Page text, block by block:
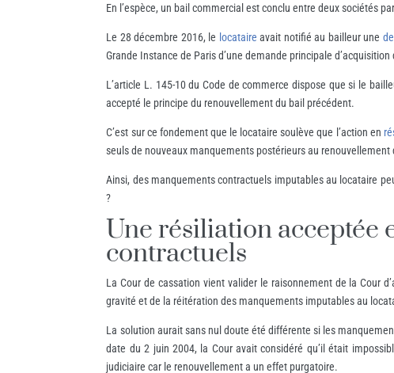
En l’espèce, un bail commercial est conclu entre deux sociétés
Le 28 décembre 2016, le locataire avait notifié au bailleur une
Grande Instance de Paris d’une demande principale
L’article L. 145-10 du Code de commerce dispose que si le
accepté le principe du renouvellement du bail précédent.
C’est sur ce fondement que le locataire soulève que l’action en
seuls de nouveaux manquements postérieurs au
Ainsi, des manquements contractuels imputables au locataire
?
Une résiliation acceptée
contractuels
La Cour de cassation vient valider le raisonnement de la Cour
gravité et de la réitération des manquements imputables au
La solution aurait sans nul doute été différente si les
date du 2 juin 2004, la Cour avait considéré qu’il était
judiciaire car le renouvellement a un effet purgatoire.